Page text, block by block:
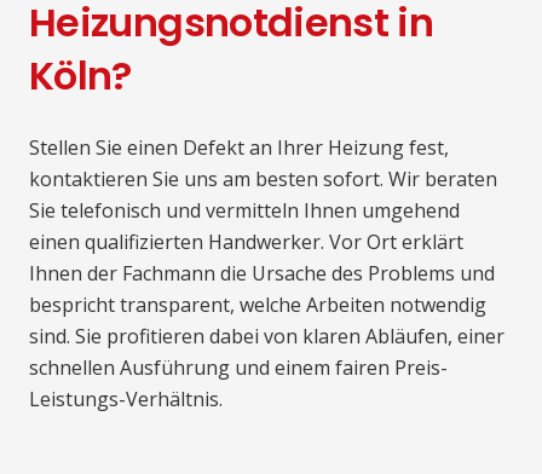
Heizungsnotdienst in
Köln?
Stellen Sie einen Defekt an Ihrer Heizung fest,
kontaktieren Sie uns am besten sofort. Wir beraten
Sie telefonisch und vermitteln Ihnen umgehend
einen qualifizierten Handwerker. Vor Ort erklärt
Ihnen der Fachmann die Ursache des Problems und
bespricht transparent, welche Arbeiten notwendig
sind. Sie profitieren dabei von klaren Abläufen, einer
schnellen Ausführung und einem fairen Preis-
Leistungs-Verhältnis.